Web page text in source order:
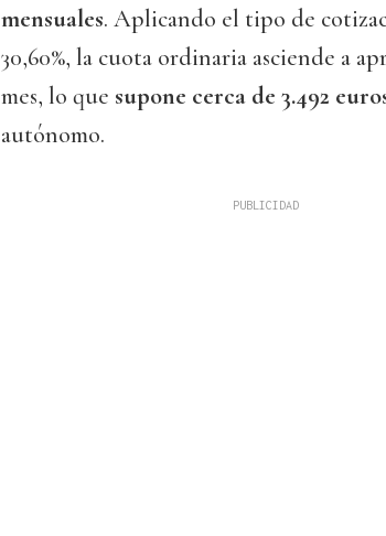
mensuales. Aplicando el tipo de
30,60%, la cuota ordinaria asciende a
mes, lo que supone cerca de 3.492
autónomo.